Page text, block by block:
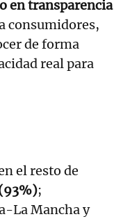
en transparencia
consumidores,
de forma
real para
el resto de
;
La Mancha y